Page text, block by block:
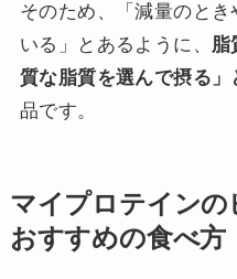
そのため、「減量のと
いる」とあるように、 脂
質な脂質を選んで摂る
品です。
マイプロテイン
おすすめの食べ方